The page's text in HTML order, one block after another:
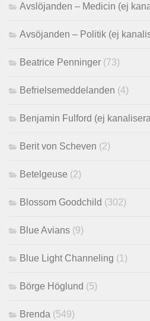
Avslöjanden – Medicin (ej
Avsöjanden – Politik (ej
Beatrice Penninger (73)
Befrielsemeddelanden (4)
Benjamin Fulford (ej
Berit von Scheven (2)
Betelgeuse (2)
Blossom Goodchild (302)
Blue Avians (9)
Blue Light Channeling (1)
Börge Höglund (5)
Brenda (549)